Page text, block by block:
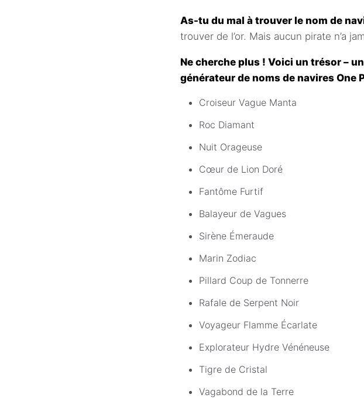
As-tu du mal à trouver le nom de
trouver de l’or. Mais aucun pirate n’a
Ne cherche plus ! Voici un trésor –
générateur de noms de navires One
Croiseur Vague Manta
Roc Diamant
Nuit Orageuse
Cœur de Lion Doré
Fantôme Furtif
Balayeur de Vagues
Sirène Émeraude
Marin Zodiac
Pillard Coup de Tonnerre
Rafale de Serpent Noir
Voyageur Flamme Écarlate
Explorateur Hydre Vénéneuse
Tigre de Cristal
Vagabond de la Terre